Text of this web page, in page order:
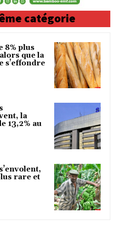
catégorie
8% plus
que la
s’effondre
la
13,2% au
rare et